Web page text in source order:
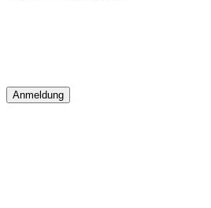
Anmeldung